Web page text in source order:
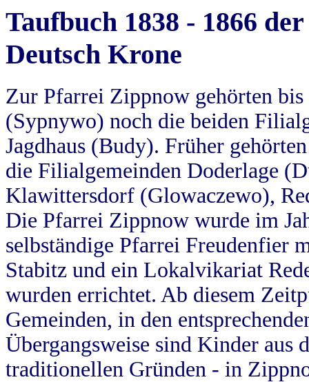
Taufbuch 1838 - 1866
Deutsch Krone
Zur Pfarrei Zippnow gehörten
(Sypnywo) noch die beiden
Jagdhaus (Budy). Früher
die Filialgemeinden Doderlage
Klawittersdorf (Glowaczewo),
Die Pfarrei Zippnow wurde im
selbständige Pfarrei Freudenfier
Stabitz und ein Lokalvikariat
wurden errichtet. Ab diesem
Gemeinden, in den
Übergangsweise sind Kinder aus
traditionellen Gründen - in